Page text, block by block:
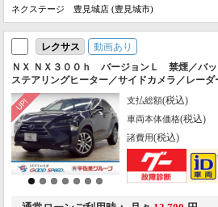
ネクステージ 豊見城店 (豊見城市)
レクサス
動画あり
ＮＸ ＮＸ３００ｈ バージョンＬ 禁煙／バッ
ステアリングヒーター／サイドカメラ／レー
＆シートクーラー／サイドカメラ／ＡＣ１００
モリー
支払総額(税込)
車両本体価格(税込)
諸費用(税込)